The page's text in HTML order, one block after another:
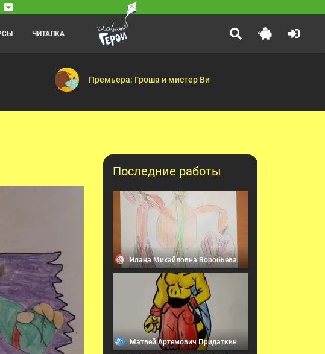
— Молниеотвод — Машинист — Викинги — Ветряная мельница —
крутой — Мегаудон — Граф объедакула — Бесконечная каша — Сосискамен
Принцесса и дракон
Про принцессу Варвару, оказавшуюся в настоящей сказке.
ЧИТАЛКА
Премьера: Гроша и мистер Ви
Последние работы
Илана Михайловна Воробьева
Матвей Артемович Придаткин